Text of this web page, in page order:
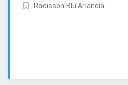
Radisson Blu Arlandia